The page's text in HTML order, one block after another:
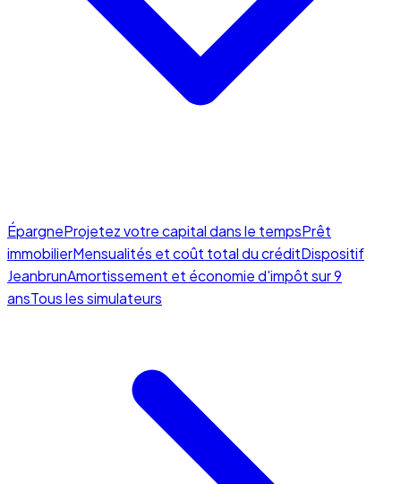
ÉpargneProjetez votre capital dans le tempsPrêt
immobilierMensualités et coût total du créditDispositif
JeanbrunAmortissement et économie d'impôt sur 9
ansTous les simulateurs